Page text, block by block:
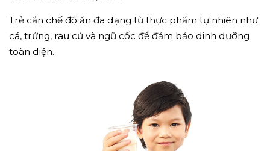
Trẻ cần chế độ ăn đa dạng từ thực phẩm tự nhiên như
cá, trứng, rau củ và ngũ cốc để đảm bảo dinh dưỡng
toàn diện.